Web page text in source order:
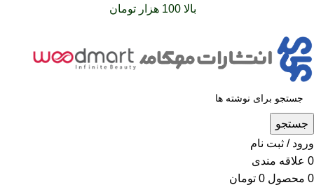
بالا 100 هزار تومان
جستجو
ورود / ثبت نام
0 علاقه مندی
0 محصول 0 تومان